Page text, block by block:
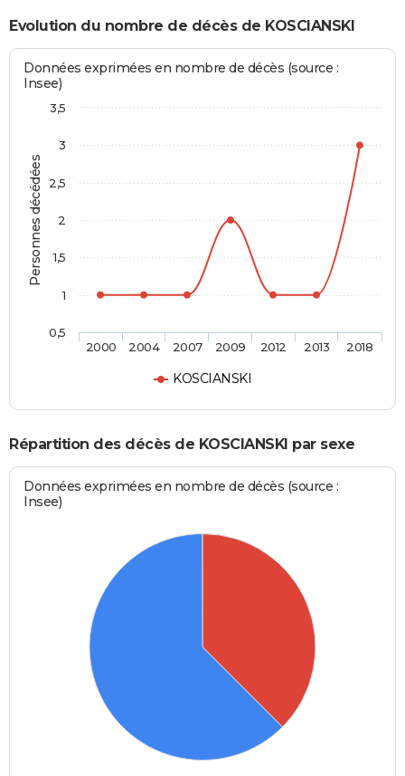
Evolution du nombre de décès de KOSCIANSKI
Personnes décédées
Données exprimées en nombre de décès (source :
Insee)
KOSCIANSKI
2000 2004 2007 2009 2012 2013 2018
0,5
1
1,5
2
2,5
3
3,5
Répartition des décès de KOSCIANSKI par sexe
Données exprimées en nombre de décès (source :
Insee)